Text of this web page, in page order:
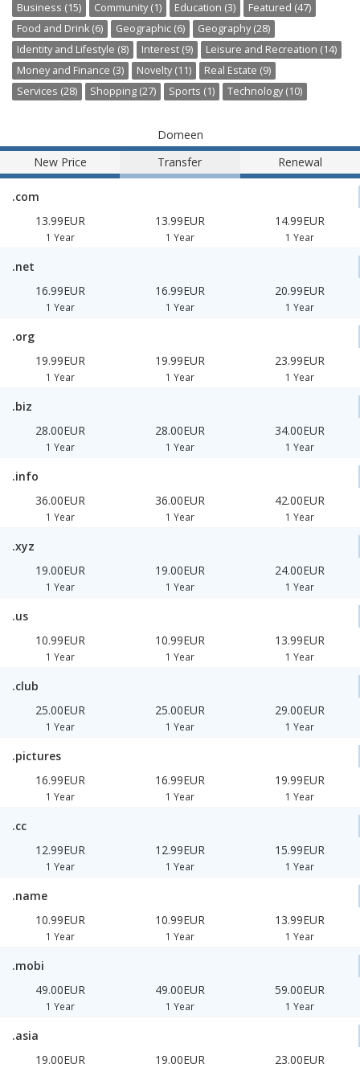
Business (15)
Community (1) Education (3)
Featured (47)
Food and Drink (6)
Geographic (6)
Geography (28)
Identity and Lifestyle (8)
Interest (9)
Leisure and Recreation (14)
Money and Finance (3)
Novelty (11)
Real Estate (9)
Services (28)
Shopping (27) Sports (1) Technology (10)
Domeen
New Price
Transfer Renewal
.com
13.99EUR
1 Year
13.99EUR
1 Year
14.99EUR
1 Year
.net
16.99EUR
1 Year
16.99EUR
1 Year
20.99EUR
1 Year
.org
19.99EUR
1 Year
19.99EUR
1 Year
23.99EUR
1 Year
.biz
28.00EUR
1 Year
28.00EUR
1 Year
34.00EUR
1 Year
.info
36.00EUR
1 Year
36.00EUR
1 Year
42.00EUR
1 Year
.xyz
19.00EUR
1 Year
19.00EUR
1 Year
24.00EUR
1 Year
.us
10.99EUR
1 Year
10.99EUR
1 Year
13.99EUR
1 Year
.club
25.00EUR
1 Year
25.00EUR
1 Year
29.00EUR
1 Year
.pictures
16.99EUR
1 Year
16.99EUR
1 Year
19.99EUR
1 Year
.cc
12.99EUR
1 Year
12.99EUR
1 Year
15.99EUR
1 Year
.name
10.99EUR
1 Year
10.99EUR
1 Year
13.99EUR
1 Year
.mobi
49.00EUR
1 Year
49.00EUR
1 Year
59.00EUR
1 Year
.asia
19.00EUR
19.00EUR 23.00EUR